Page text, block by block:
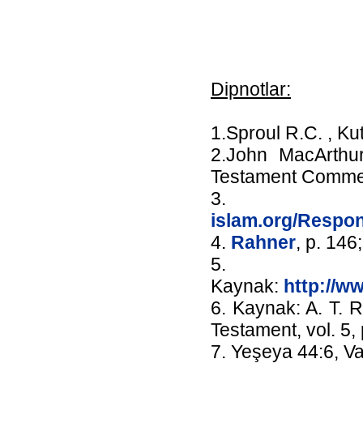
Dipnotlar:
1.Sproul R.C. ,
2.John
Testament
3.
islam.org/
4. Rahner, p.
5.
Kaynak: http://
6. Kaynak: A. T.
Testament, vol. 5,
7. Yeşeya 44:6,